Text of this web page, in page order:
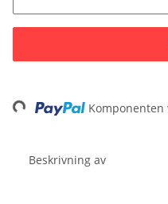
Loading... Komponenten
Beskrivning av